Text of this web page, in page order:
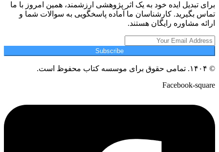
برای تبدیل ایده خود به یک اثر پژوهشی ارزشمند، همین امروز با ما
تماس بگیرید. کارشناسان ما آماده پاسخگویی به سوالات شما و
ارائه مشاوره رایگان هستند.
Subscribe
© ۱۴۰۴. تمامی حقوق برای موسسه کتاب محفوظ است.
Facebook-square